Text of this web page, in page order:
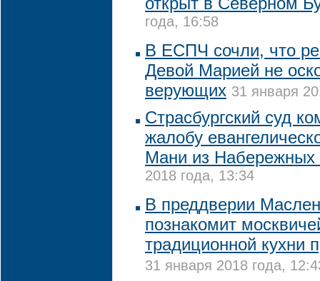
года, 16:58
В ЕСПЧ сочли, что
Девой Марией не
верующих 31 января
Страсбургский суд
жалобу
Мани из Набережных
2018 года, 13:34
В преддверии
познакомит
традиционной кухни
31 января 2018 года,